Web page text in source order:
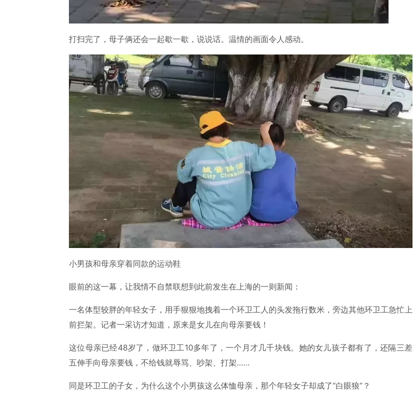
打扫完了，母子俩还会一起歇一歇，说说话。温情的画面令人感动。
小男孩和母亲穿着同款的运动鞋
眼前的这一幕，让我情不自禁联想到此前发生在上海的一则新闻：
一名体型较胖的年轻女子，用手狠狠地拽着一个环卫工人的头发拖行数米，旁边其他环卫工急忙上
前拦架。记者一采访才知道，原来是女儿在向母亲要钱！
这位母亲已经48岁了，做环卫工10多年了，一个月才几千块钱。她的女儿孩子都有了，还隔三差
五伸手向母亲要钱，不给钱就辱骂、吵架、打架……
同是环卫工的子女，为什么这个小男孩这么体恤母亲，那个年轻女子却成了“白眼狼”？